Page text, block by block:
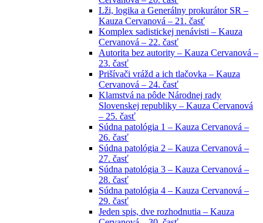
Lži, logika a Generálny prokurátor SR –
Kauza Cervanová – 21. časť
Komplex sadistickej nenávisti – Kauza
Cervanová – 22. časť
Autorita bez autority – Kauza Cervanová –
23. časť
Prišívači vrážd a ich tlačovka – Kauza
Cervanová – 24. časť
Klamstvá na pôde Národnej rady
Slovenskej republiky – Kauza Cervanová
– 25. časť
Súdna patológia 1 – Kauza Cervanová –
26. časť
Súdna patológia 2 – Kauza Cervanová –
27. časť
Súdna patológia 3 – Kauza Cervanová –
28. časť
Súdna patológia 4 – Kauza Cervanová –
29. časť
Jeden spis, dve rozhodnutia – Kauza